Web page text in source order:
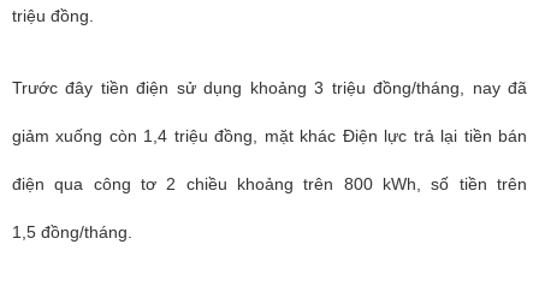
triệu đồng.
Trước đây tiền điện sử dụng khoảng 3 triệu đồng/tháng, nay đã
giảm xuống còn 1,4 triệu đồng, mặt khác Điện lực trả lại tiền bán
điện qua công tơ 2 chiều khoảng trên 800 kWh, số tiền trên
1,5 đồng/tháng.